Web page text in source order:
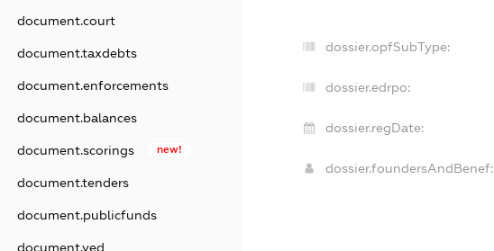
document.court
document.taxdebts
document.enforcements
document.balances
document.scorings new!
document.tenders
document.publicfunds
document.ved
dossier.opfSubType:
dossier.edrpo:
dossier.regDate:
dossier.foundersAndBenef: